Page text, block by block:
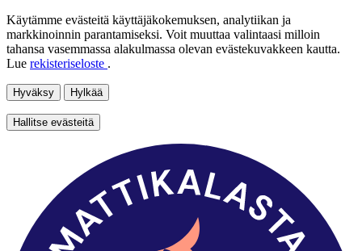
Käytämme evästeitä käyttäjäkokemuksen, analytiikan ja
markkinoinnin parantamiseksi. Voit muuttaa valintaasi milloin
tahansa vasemmassa alakulmassa olevan evästekuvakkeen kautta.
Lue rekisteriseloste .
Hyväksy Hylkää
Hallitse evästeitä